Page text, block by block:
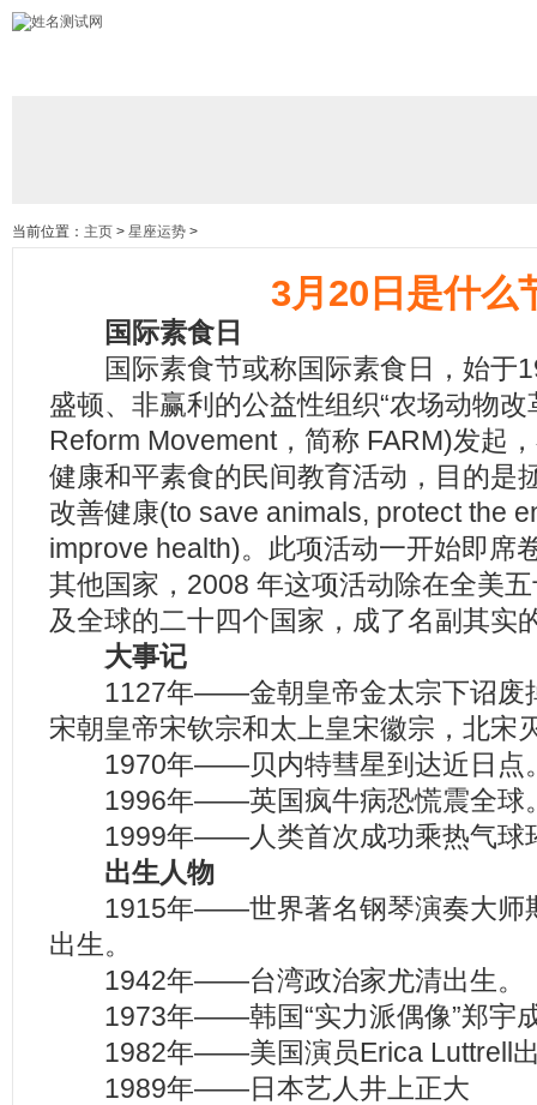
当前位置： 主页 > 星座运势 >
3月20日是什么
国际素食日
国际素食节或称国际素食日，始于
盛顿、非赢利的公益性组织“农场动物改
Reform Movement，简称 FARM)发起
健康和平素食的民间教育活动，目的是
改善健康(to save animals, protect the
improve health)。此项活动一开始即席
其他国家，2008 年这项活动除在全美
及全球的二十四个国家，成了名副其实
大事记
1127年——金朝皇帝金太宗下诏废
宋朝皇帝宋钦宗和太上皇宋徽宗，北宋
1970年——贝内特彗星到达近日点
1996年——英国疯牛病恐慌震全球
1999年——人类首次成功乘热气球
出生人物
1915年——世界著名钢琴演奏大师斯
出生。
1942年——台湾政治家尤清出生。
1973年——韩国“实力派偶像”郑宇
1982年——美国演员Erica Luttrell
1989年——日本艺人井上正大